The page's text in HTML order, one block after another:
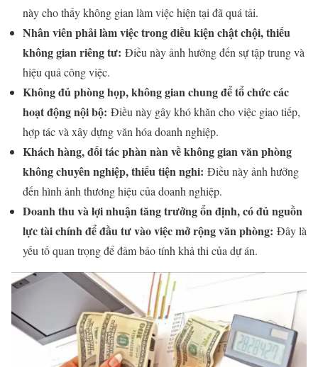
này cho thấy không gian làm việc hiện tại đã quá tải.
Nhân viên phải làm việc trong điều kiện chật chội, thiếu
không gian riêng tư: Điều này ảnh hưởng đến sự tập trung và
hiệu quả công việc.
Không đủ phòng họp, không gian chung để tổ chức các
hoạt động nội bộ: Điều này gây khó khăn cho việc giao tiếp,
hợp tác và xây dựng văn hóa doanh nghiệp.
Khách hàng, đối tác phàn nàn về không gian văn phòng
không chuyên nghiệp, thiếu tiện nghi: Điều này ảnh hưởng
đến hình ảnh thương hiệu của doanh nghiệp.
Doanh thu và lợi nhuận tăng trưởng ổn định, có đủ nguồn
lực tài chính để đầu tư vào việc mở rộng văn phòng: Đây là
yếu tố quan trọng để đảm bảo tính khả thi của dự án.